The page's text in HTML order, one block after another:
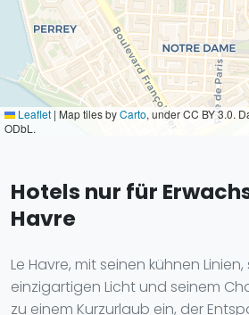
Leaflet | Map tiles byCarto, under CC BY 3.0.
ODbL.
Hotels nur für
Havre
Le Havre, mit seinen kühnen
einzigartigen Licht und seinem
zu einem Kurzurlaub ein, der